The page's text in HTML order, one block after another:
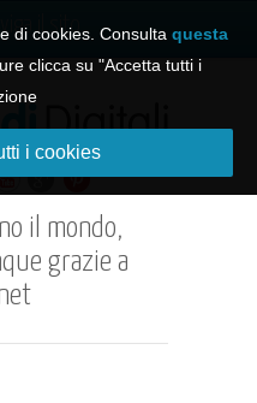
il sito
il mondo,
grazie a
di cookies. Consulta questa
clicca su "Accetta tutti i
i cookies